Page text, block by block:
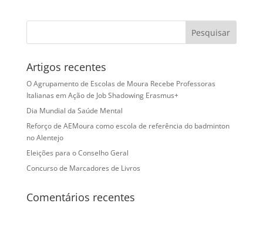
Artigos recentes
O Agrupamento de Escolas de Moura Recebe Professoras
Italianas em Ação de Job Shadowing Erasmus+
Dia Mundial da Saúde Mental
Reforço de AEMoura como escola de referência do badminton
no Alentejo
Eleições para o Conselho Geral
Concurso de Marcadores de Livros
Comentários recentes